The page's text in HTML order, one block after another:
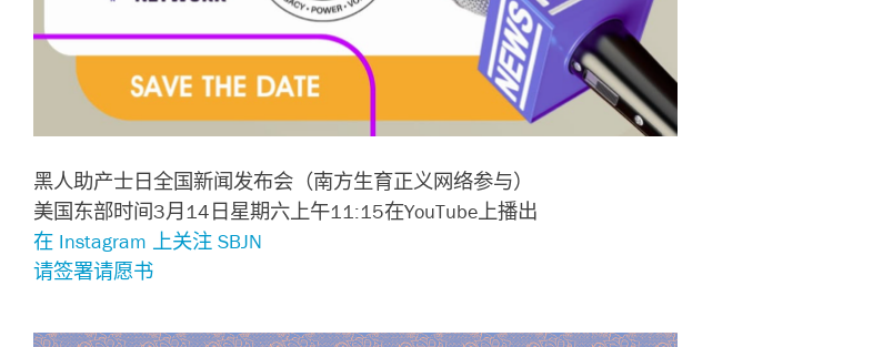
黑人助产士日全国新闻发布会（南方生育正义网络参与）
美国东部时间3月14日星期六上午11:15在YouTube上播出
在 Instagram 上关注 SBJN
请签署请愿书